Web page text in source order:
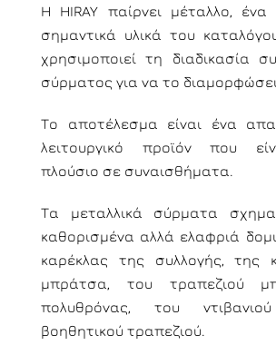
Η HIRAY παίρνει μέταλλο,
σημαντικά υλικά του
χρησιμοποιεί τη διαδικασία
σύρματος για να το
Το αποτέλεσμα είναι ένα
λειτουργικό προϊόν που
πλούσιο σε συναισθήματα.
Τα μεταλλικά σύρματα
καθορισμένα αλλά ελαφριά
καρέκλας της συλλογής, της
μπράτσα, του τραπεζιού
πολυθρόνας, του
βοηθητικού τραπεζιού.